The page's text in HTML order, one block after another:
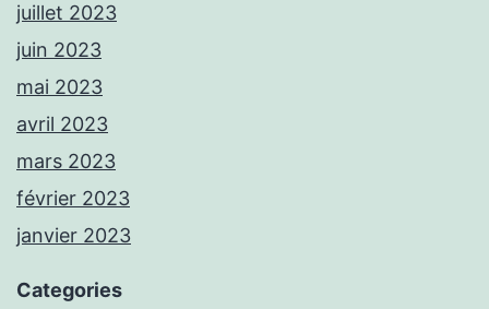
juillet 2023
juin 2023
mai 2023
avril 2023
mars 2023
février 2023
janvier 2023
Categories